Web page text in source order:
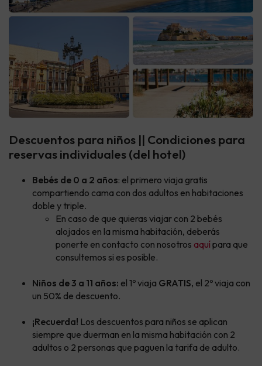
Descuentos para niños || Condiciones para
reservas individuales (del hotel)
Bebés de 0 a 2 años: el primero viaja gratis
compartiendo cama con dos adultos en habitaciones
doble y triple.
En caso de que quieras viajar con 2 bebés
alojados en la misma habitación, deberás
ponerte en contacto con nosotros aquípara que
consultemos si es posible.
Niños de 3 a 11 años: el 1º viaja GRATIS, el 2º viaja con
un 50% de descuento.
¡Recuerda! Los descuentos para niños se aplican
siempre que duerman en la misma habitación con 2
adultos o 2 personas que paguen la tarifa de adulto.